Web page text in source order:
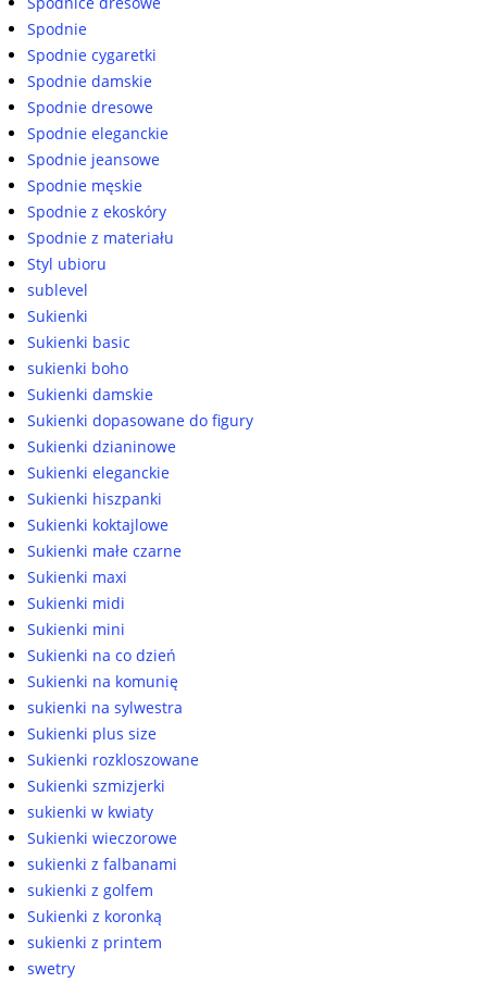
Spodnie
Spodnie cygaretki
Spodnie damskie
Spodnie dresowe
Spodnie eleganckie
Spodnie jeansowe
Spodnie męskie
Spodnie z ekoskóry
Spodnie z materiału
Styl ubioru
sublevel
Sukienki
Sukienki basic
sukienki boho
Sukienki damskie
Sukienki dopasowane do figury
Sukienki dzianinowe
Sukienki eleganckie
Sukienki hiszpanki
Sukienki koktajlowe
Sukienki małe czarne
Sukienki maxi
Sukienki midi
Sukienki mini
Sukienki na co dzień
Sukienki na komunię
sukienki na sylwestra
Sukienki plus size
Sukienki rozkloszowane
Sukienki szmizjerki
sukienki w kwiaty
Sukienki wieczorowe
sukienki z falbanami
sukienki z golfem
Sukienki z koronką
sukienki z printem
swetry